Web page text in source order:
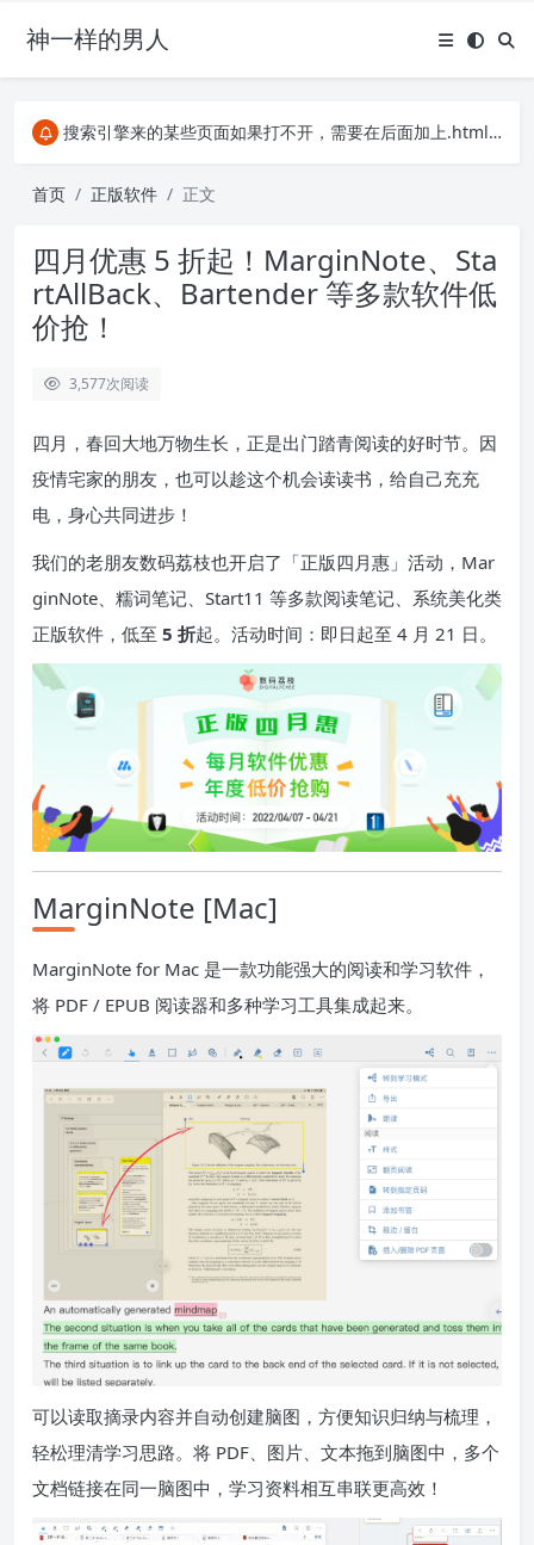
神一样的男人
关注Telegram频道有新消息第一时间推送
搜索引擎来的某些页面如果打不开，需要在后面加上.html，如https://ylface.com/mac/409.html
阿里云服务器396元4年，2C2G服务器
首页 正版软件 正文
四月优惠 5 折起！MarginNote、Sta
rtAllBack、Bartender 等多款软件低
价抢！
3,577次阅读
四月，春回大地万物生长，正是出门踏青阅读的好时节。因
疫情宅家的朋友，也可以趁这个机会读读书，给自己充充
电，身心共同进步！
我们的老朋友数码荔枝也开启了「正版四月惠」活动，Mar
ginNote、糯词笔记、Start11 等多款阅读笔记、系统美化类
正版软件，低至 5 折起。活动时间：即日起至 4 月 21 日。
MarginNote [Mac]
MarginNote for Mac 是一款功能强大的阅读和学习软件，
将 PDF / EPUB 阅读器和多种学习工具集成起来。
可以读取摘录内容并自动创建脑图，方便知识归纳与梳理，
轻松理清学习思路。将 PDF、图片、文本拖到脑图中，多个
文档链接在同一脑图中，学习资料相互串联更高效！